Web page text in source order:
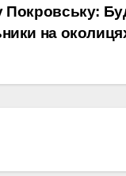
Покровську:
на